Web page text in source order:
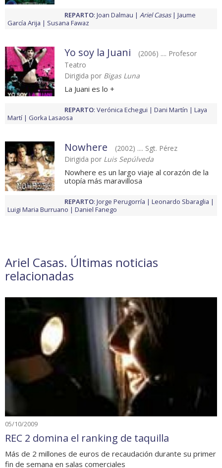
REPARTO: Joan Dalmau Ariel Casas
Jaume
García Arija
Susana Fawaz
Yo soy la Juani
(2006) .... Profesor
Teatro
Dirigida por Bigas Luna
La Juani es lo +
REPARTO: Verónica Echegui Dani Martín
Laya
Martí
Gorka Lasaosa
Nowhere
(2002) .... Sgt. Pérez
Dirigida por Luis Sepúlveda
Nowhere es un largo viaje al corazón de la
utopía más maravillosa
REPARTO: Jorge Perugorría
Leonardo Sbaraglia
Luigi Maria Burruano
Daniel Fanego
Ariel Casas. Últimas noticias
relacionadas
05/10/2009
REC 2 domina el ranking de taquilla
Más de 2 millones de euros de recaudación durante su primer
fin de semana en salas comerciales